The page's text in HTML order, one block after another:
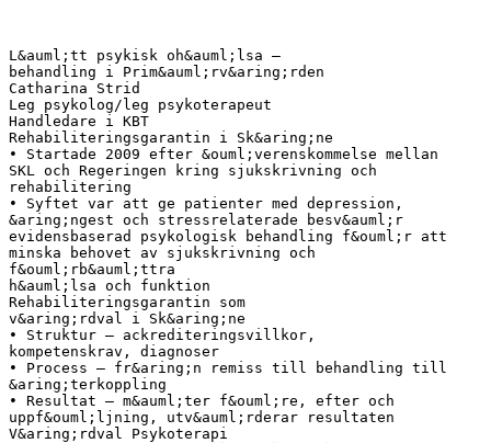
L&auml;tt psykisk oh&auml;lsa –
behandling i Prim&auml;rv&aring;rden
Catharina Strid
Leg psykolog/leg psykoterapeut
Handledare i KBT
Rehabiliteringsgarantin i Sk&aring;ne
• Startade 2009 efter &ouml;verenskommelse mellan
SKL och Regeringen kring sjukskrivning och
rehabilitering
• Syftet var att ge patienter med depression,
&aring;ngest och stressrelaterade besv&auml;r
evidensbaserad psykologisk behandling f&ouml;r att
minska behovet av sjukskrivning och
f&ouml;rb&auml;ttra
h&auml;lsa och funktion
Rehabiliteringsgarantin som
v&aring;rdval i Sk&aring;ne
• Struktur – ackrediteringsvillkor,
kompetenskrav, diagnoser
• Process – fr&aring;n remiss till behandling till
&aring;terkoppling
• Resultat – m&auml;ter f&ouml;re, efter och
uppf&ouml;ljning, utv&auml;rderar resultaten
V&aring;rdval Psykoterapi